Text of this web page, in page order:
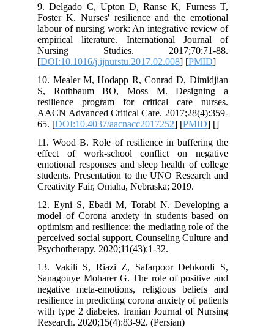
9. Delgado C, Upton D, Ranse K,
Foster K. Nurses' resilience and the
labour of nursing work: An integrative
empirical literature. International
Nursing Studies.
[DOI:10.1016/j.ijnurstu.2017.02.008
10. Mealer M, Hodapp R, Conrad D,
S, Rothbaum BO, Moss M.
resilience program for critical care
AACN Advanced Critical Care.
65. [DOI:10.4037/aacnacc2017252
11. Wood B. Role of resilience in
effect of work-school conflict on
emotional responses and sleep health
students. Presentation to the UNO
Creativity Fair, Omaha, Nebraska; 2019.
12. Eyni S, Ebadi M, Torabi N.
model of Corona anxiety in students
optimism and resilience: the mediating
perceived social support. Counseling
Psychotherapy. 2020;11(43):1-32.
13. Vakili S, Riazi Z, Safarpoor
Sanagouye Moharer G. The role of
negative meta-emotions, religious
resilience in predicting corona anxiety
with type 2 diabetes. Iranian Journal
Research. 2020;15(4):83-92. (Persian)